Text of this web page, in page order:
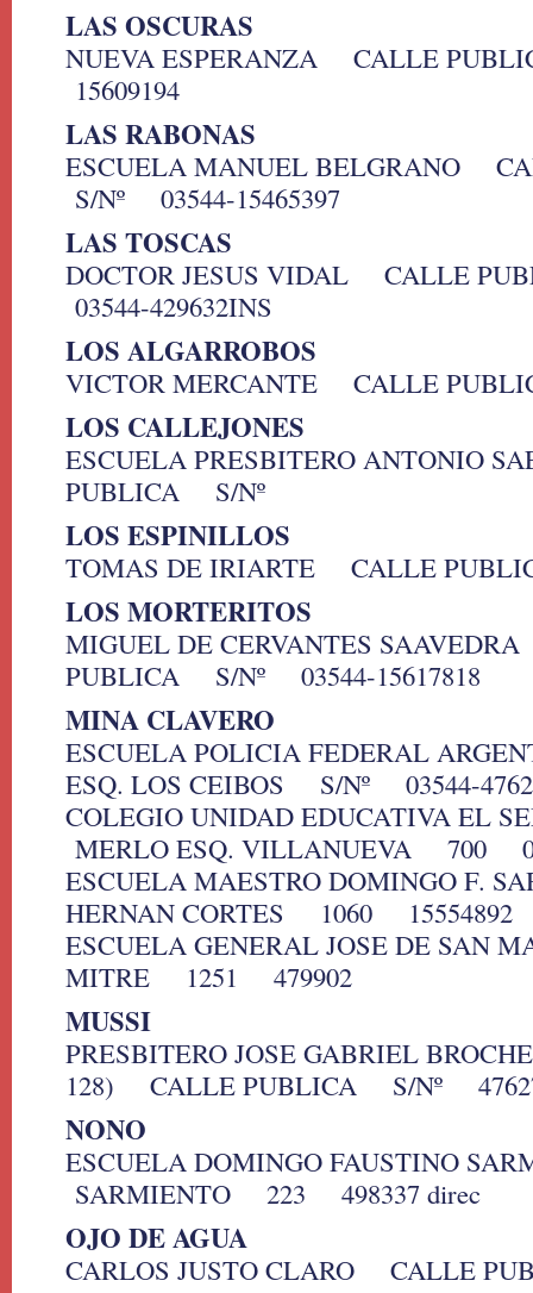
LAS OSCURAS
NUEVA ESPERANZA CALLE
15609194
LAS RABONAS
ESCUELA MANUEL BELGRANO
S/Nº 03544-15465397
LAS TOSCAS
DOCTOR JESUS VIDAL CALLE
03544-429632INS
LOS ALGARROBOS
VICTOR MERCANTE CALLE
LOS CALLEJONES
ESCUELA PRESBITERO ANTONIO
PUBLICA S/Nº
LOS ESPINILLOS
TOMAS DE IRIARTE CALLE
LOS MORTERITOS
MIGUEL DE CERVANTES
PUBLICA S/Nº 03544-15617818
MINA CLAVERO
ESCUELA POLICIA FEDERAL
ESQ. LOS CEIBOS S/Nº 03544-
COLEGIO UNIDAD EDUCATIVA EL
MERLO ESQ. VILLANUEVA 700
ESCUELA MAESTRO DOMINGO F.
HERNAN CORTES 1060 15554892
ESCUELA GENERAL JOSE DE SAN
MITRE 1251 479902
MUSSI
PRESBITERO JOSE GABRIEL
128) CALLE PUBLICA S/Nº
NONO
ESCUELA DOMINGO FAUSTINO
SARMIENTO 223 498337 direc
OJO DE AGUA
CARLOS JUSTO CLARO CALLE